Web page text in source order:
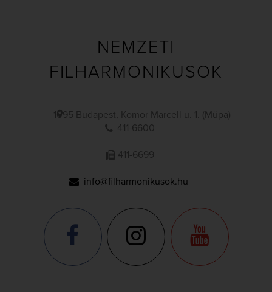
NEMZETI
FILHARMONIKUSOK
1095 Budapest, Komor Marcell u. 1. (Müpa)
411-6600
411-6699
info@filharmonikusok.hu